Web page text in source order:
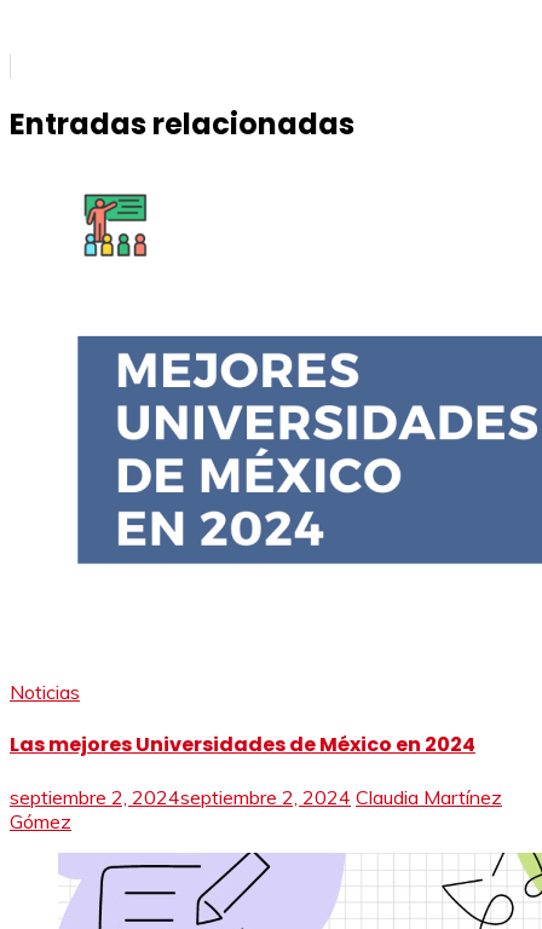
Entradas relacionadas
Noticias
Las mejores Universidades de México en 2024
septiembre 2, 2024septiembre 2, 2024 Claudia Martínez
Gómez